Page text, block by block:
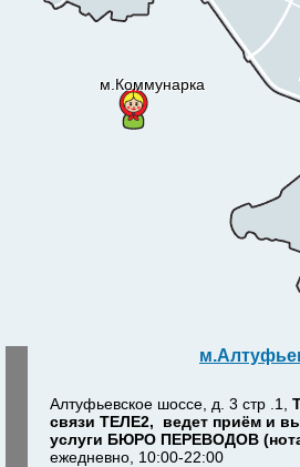
м.Коммунарка
Алтуфьевское шоссе, д. 3 стр .1,
связи ТЕЛЕ2, ведет приём и
услуги БЮРО ПЕРЕВОДОВ
ежедневно, 10:00-22:00